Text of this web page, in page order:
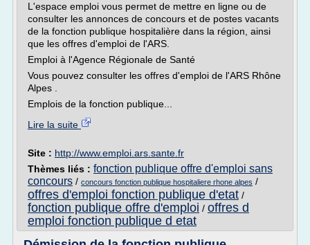
L'espace emploi vous permet de mettre en ligne ou de
consulter les annonces de concours et de postes vacants
de la fonction publique hospitalière dans la région, ainsi
que les offres d'emploi de l'ARS.
Emploi à l'Agence Régionale de Santé
Vous pouvez consulter les offres d'emploi de l'ARS Rhône
Alpes .
Emplois de la fonction publique...
Lire la suite
Site : http://www.emploi.ars.sante.fr
Thèmes liés : fonction publique offre d'emploi sans
concours / concours fonction publique hospitaliere rhone alpes /
offres d'emploi fonction publique d'etat /
fonction publique offre d'emploi / offres d
emploi fonction publique d etat